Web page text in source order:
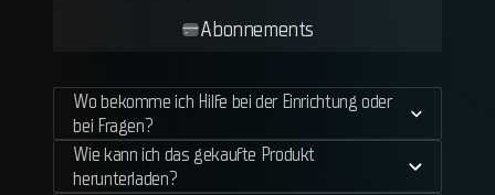
Abonnements
Wo bekomme ich Hilfe bei der Einrichtung oder
bei Fragen?
Wie kann ich das gekaufte Produkt
herunterladen?